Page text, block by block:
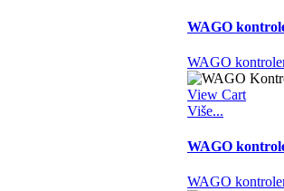
WAGO
WAGO
View Cart
Više...
WAGO
WAGO